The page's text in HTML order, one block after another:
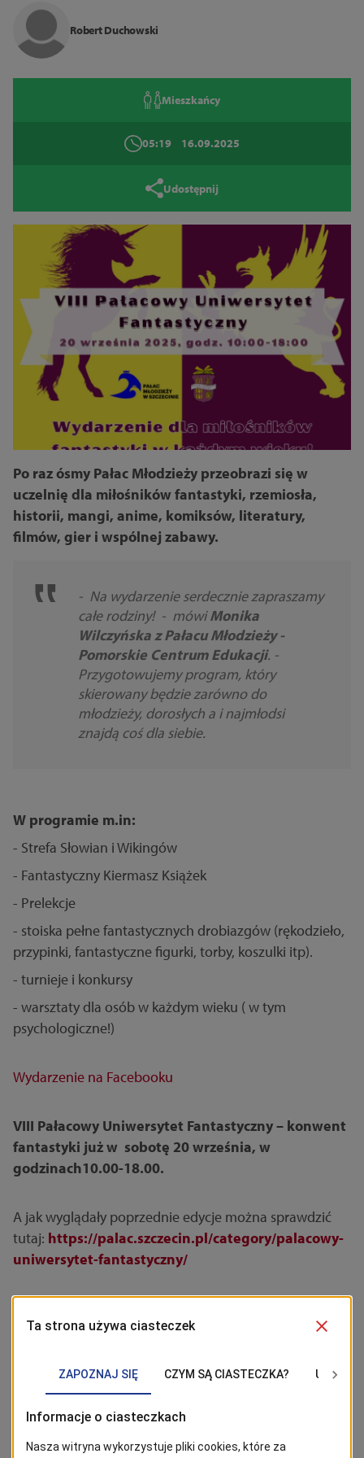
Robert Duchowski
Mieszkańcy
05:19 16.09.2025
Udostępnij
Po raz ósmy Pałac Młodzieży przeobrazi się w
uczelnię dla miłośników fantastyki, rzemiosła,
historii, mangi, anime, komiksów, literatury,
filmów, gier i wspólnej zabawy.
- Na wydarzenie serdecznie zapraszamy
całe rodziny! - mówiMonika
Wilczyńska z Pałacu Młodzieży -
Pomorskie Centrum Edukacji. -
Przygotowujemy program, który
skierowany będzie zarówno do
młodzieży, dorosłych a i najmłodsi
znajdą coś dla siebie.
W programie m.in:
- Strefa Słowian i Wikingów
- Fantastyczny Kiermasz Książek
- Prelekcje
- stoiska pełne fantastycznych drobiazgów (rękodzieło,
przypinki, fantastyczne figurki, torby, koszulki itp).
- turnieje i konkursy
- warsztaty dla osób w każdym wieku ( w tym
psychologiczne!)
Wydarzenie na Facebooku
VIII Pałacowy Uniwersytet Fantastyczny – konwent
fantastyki już w sobotę 20 września, w
godzinach10.00-18.00.
A jak wyglądały poprzednie edycje można sprawdzić
tutaj: https://palac.szczecin.pl/category/palacowy-
uniwersytet-fantastyczny/
Kliknij w przycisk „Obserwuj”, aby być bieżąco z
znajdziesz w Google News!